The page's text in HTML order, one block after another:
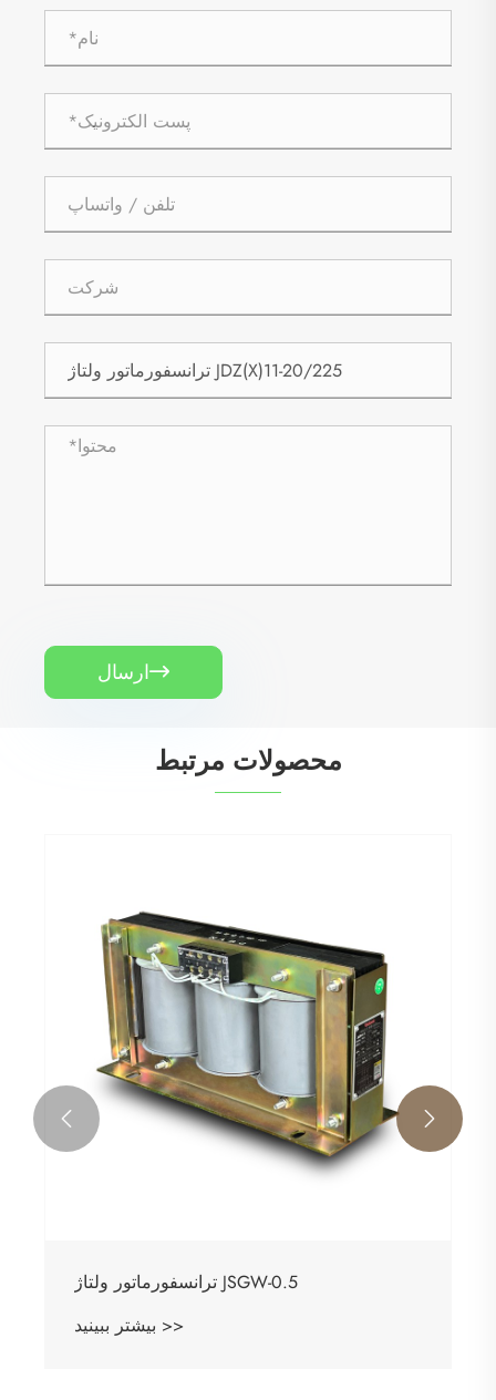
ارسال
محصولات مرتبط
ترانسفورماتور ولتاژ JSGW-0.5
بیشتر ببینید >>
 